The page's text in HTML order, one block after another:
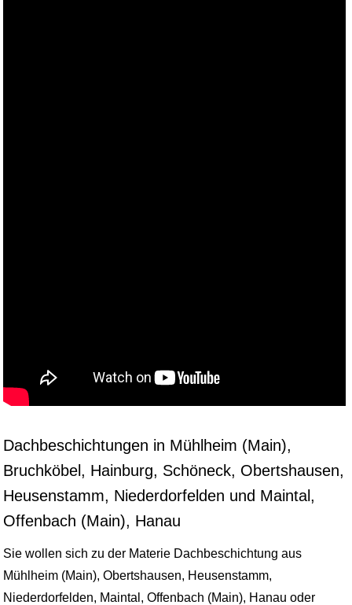
Dachbeschichtungen in Mühlheim (Main),
Bruchköbel, Hainburg, Schöneck, Obertshausen,
Heusenstamm, Niederdorfelden und Maintal,
Offenbach (Main), Hanau
Sie wollen sich zu der Materie Dachbeschichtung aus
Mühlheim (Main), Obertshausen, Heusenstamm,
Niederdorfelden, Maintal, Offenbach (Main), Hanau oder